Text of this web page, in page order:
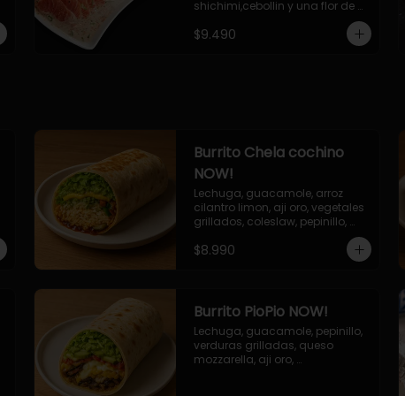
shichimi,cebollin y una flor de
$9.490
Burrito Chela cochino
NOW!
Lechuga, guacamole, arroz
cilantro limon, aji oro, vegetales
grillados, coleslaw, pepinillo,
$8.990
Burrito PioPio NOW!
Lechuga, guacamole, pepinillo,
verduras grilladas, queso
mozzarella, aji oro,